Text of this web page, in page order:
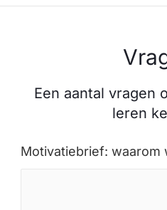
Een aantal vragen
leren
Motivatiebrief: waarom